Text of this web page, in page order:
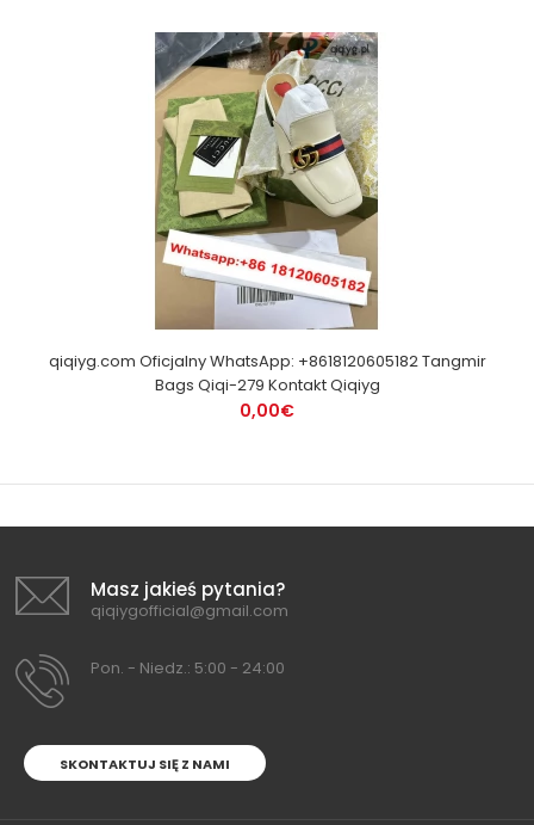
qiqiyg.com Oficjalny WhatsApp: +8618120605182 Tangmir
Bags Qiqi-279 Kontakt Qiqiyg
0,00€
Masz jakieś pytania?
qiqiygofficial@gmail.com
Pon. - Niedz.: 5:00 - 24:00
SKONTAKTUJ SIĘ Z NAMI